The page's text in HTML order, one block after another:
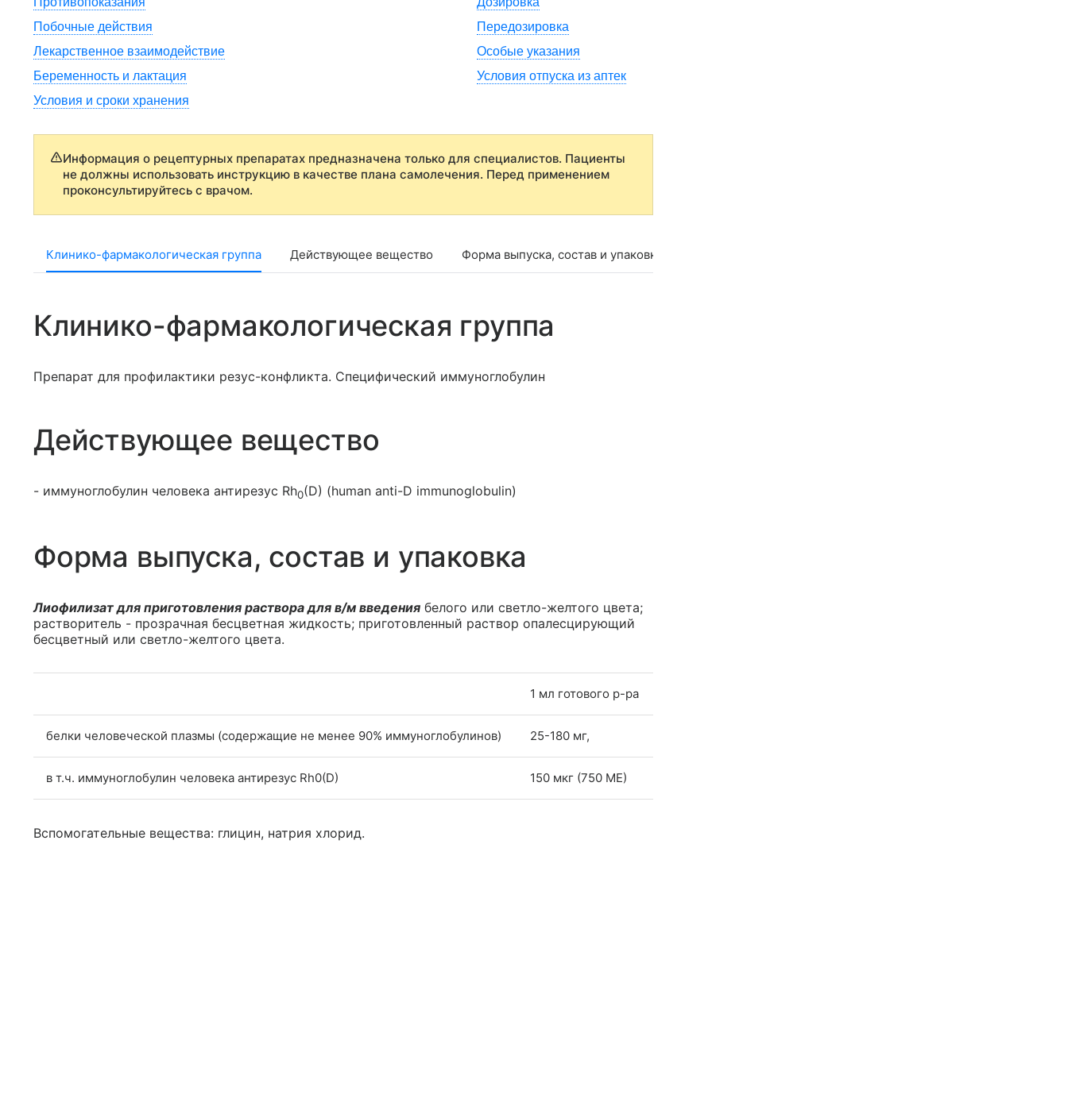
Побочные действия
Передозировка
Лекарственное взаимодействие
Особые указания
Беременность и лактация
Условия отпуска из аптек
Условия и сроки хранения
Информация о рецептурных препаратах предназначена только для специалистов. Пациенты
не должны использовать инструкцию в качестве плана самолечения. Перед применением
проконсультируйтесь с врачом.
Клинико-фармакологическая группа Действующее вещество Форма выпуска, состав и упаковка
Клинико-фармакологическая группа
Препарат для профилактики резус-конфликта. Специфический иммуноглобулин
Действующее вещество
- иммуноглобулин человека антирезус Rh0(D) (human anti-D immunoglobulin)
Форма выпуска, состав и упаковка
Лиофилизат для приготовления раствора для в/м введения белого или светло-желтого цвета;
растворитель - прозрачная бесцветная жидкость; приготовленный раствор опалесцирующий
бесцветный или светло-желтого цвета.
1 мл готового р-ра
белки человеческой плазмы (содержащие не менее 90% иммуноглобулинов) 25-180 мг,
в т.ч. иммуноглобулин человека антирезус Rh0(D) 150 мкг (750 МЕ)
Вспомогательные вещества: глицин, натрия хлорид.